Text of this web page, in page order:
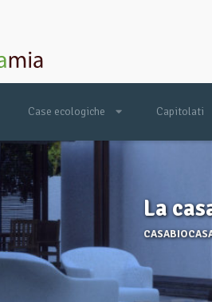
Case ecologiche Capitolati
La